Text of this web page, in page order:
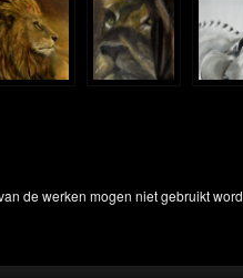
de werken mogen niet gebruikt